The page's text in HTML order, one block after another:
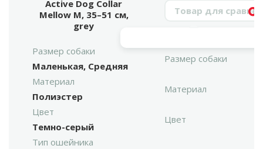
Active Dog Collar
Mellow M, 35–51 см,
grey
Размер собаки
Маленькая, Средняя
Размер собаки
Материал
Полиэстер
Материал
Цвет
Темно-серый
Цвет
Тип ошейника